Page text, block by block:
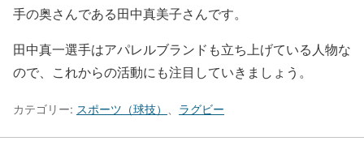
手の奥さんである田中真美子さんです。
田中真一選手はアパレルブランドも立ち上げている人物な
ので、これからの活動にも注目していきましょう。
カテゴリー: スポーツ（球技） ラグビー